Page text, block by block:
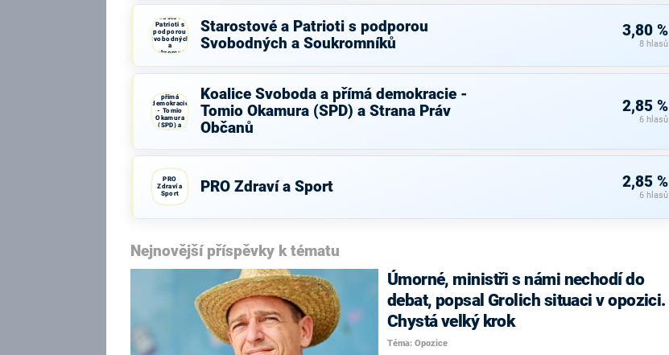
Starostové a
Patrioti s
podporou
Svobodných
a
Soukromníků
Starostové a Patrioti s podporou
Svobodných a Soukromníků
3,80 %
8 hlasů
přímá
demokracie
- Tomio
Okamura
(SPD) a
Strana Práv
Koalice Svoboda a přímá demokracie -
Tomio Okamura (SPD) a Strana Práv
Občanů
2,85 %
6 hlasů
PRO
Zdraví a
Sport
PRO Zdraví a Sport 2,85 %
6 hlasů
Nejnovější příspěvky k tématu
Úmorné, ministři s námi nechodí do
debat, popsal Grolich situaci v opozici.
Chystá velký krok
Téma: Opozice